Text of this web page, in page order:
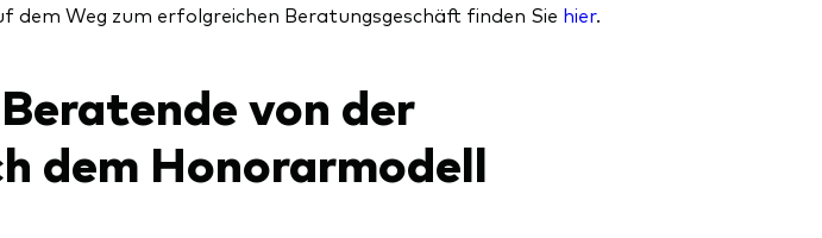
dem Weg zum erfolgreichen Beratungsgeschäft finden Sie hier.
von der
dem Honorarmodell